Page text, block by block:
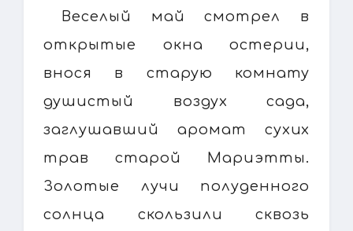
Веселый май смотрел в
открытые окна остерии,
внося в старую комнату
душистый воздух сада,
заглушавший аромат сухих
трав старой Мариэтты.
Золотые лучи полуденного
солнца скользили сквозь